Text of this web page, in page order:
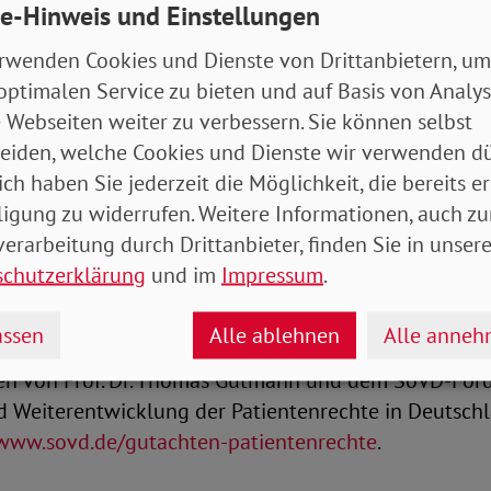
durch eine präzise Diagnose kann eine qualitativ
gewährleistet werden, was letztlich das
Betroffenen deutlich verbessert.
nutzt den Welttag der
Durchsetzung individueller Patientenrechte
als zehn Jahren Erfahrung mit dem
der Patientinnen und Patienten
dazu bereits ein Rechtsgutachten mit konkreten
für den Gesetzgeber veröffentlicht. Diese
werden“, so Engelmeier an die Adresse der Politik.
von Prof. Dr. Thomas Gutmann und dem SoVD-
Weiterentwicklung der Patientenrechte in
gutachten-patientenrechte.
Hinweis und Einstellungen
Cookies und Dienste von Drittanbietern,
Service zu bieten und auf Basis von
Webseiten weiter zu verbessern. Sie können selbst
welche Cookies und Dienste wir verwenden
haben Sie jederzeit die Möglichkeit, die bereits
zu widerrufen. Weitere Informationen, auch
durch Drittanbieter, finden Sie in
und im Impressum.
Alle ablehnen Alle